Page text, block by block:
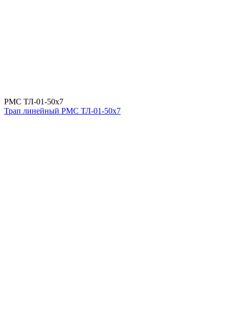
РМС ТЛ-01-50х7
Трап линейный РМС ТЛ-01-50х7